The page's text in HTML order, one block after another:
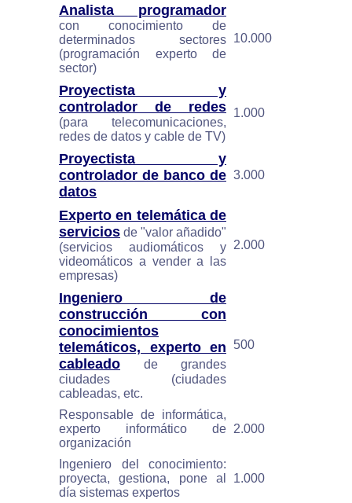
Analista programador
con conocimiento de
determinados sectores
(programación experto de
sector)
10.000
Proyectista y
controlador de redes
(para telecomunicaciones,
redes de datos y cable de TV)
1.000
Proyectista y
controlador de banco de
datos
3.000
Experto en telemática de
servicios de "valor añadido"
(servicios audiomáticos y
videomáticos a vender a las
empresas)
2.000
Ingeniero de
construcción con
conocimientos
telemáticos, experto en
cableado de grandes
ciudades (ciudades
cableadas, etc.
500
Responsable de informática,
experto informático de
organización
2.000
Ingeniero del conocimiento:
proyecta, gestiona, pone al
día sistemas expertos
1.000